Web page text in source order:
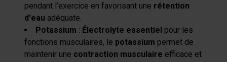
pendant l’exercice en favorisant une rétention
d'eau adéquate.
Potassium : Électrolyte essentiel pour les
fonctions musculaires, le potassium permet de
maintenir une contraction musculaire efficace et